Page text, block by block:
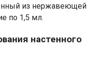
из нержавеющей
по 1,5 мл.
настенного